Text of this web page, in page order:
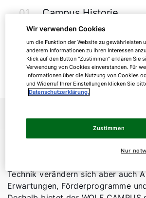
01.
Campus Historie
02.
WOLF Business
03.
Standorte und
04.
Anschrift & Kontakt
Mitarbeitern. Die aktive
deshalb eine zentrale Rolle und
Fortbildung in sich schnell
Technik verändern sich aber auch
Erwartungen, Förderprogramme
Wir verwenden Cookies
um die Funktion der Website zu gewährleisten
anderem Informationen zu Ihren Interessen
Klick auf den Button "Zustimmen" erklären Sie
Verwendung von Cookies einverstanden. Für
Informationen über die Nutzung von Cookies
und Widerruf Ihrer Einstellungen klicken Sie
Datenschutzerklärung.
Nur
Zustimmen